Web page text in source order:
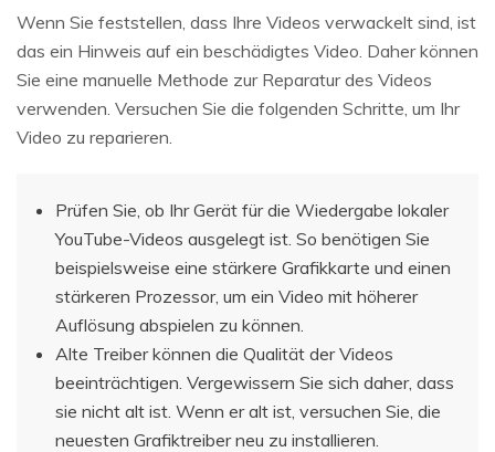
Wenn Sie feststellen, dass Ihre Videos verwackelt sind, ist
das ein Hinweis auf ein beschädigtes Video. Daher können
Sie eine manuelle Methode zur Reparatur des Videos
verwenden. Versuchen Sie die folgenden Schritte, um Ihr
Video zu reparieren.
Prüfen Sie, ob Ihr Gerät für die Wiedergabe lokaler
YouTube-Videos ausgelegt ist. So benötigen Sie
beispielsweise eine stärkere Grafikkarte und einen
stärkeren Prozessor, um ein Video mit höherer
Auflösung abspielen zu können.
Alte Treiber können die Qualität der Videos
beeinträchtigen. Vergewissern Sie sich daher, dass
sie nicht alt ist. Wenn er alt ist, versuchen Sie, die
neuesten Grafiktreiber neu zu installieren.